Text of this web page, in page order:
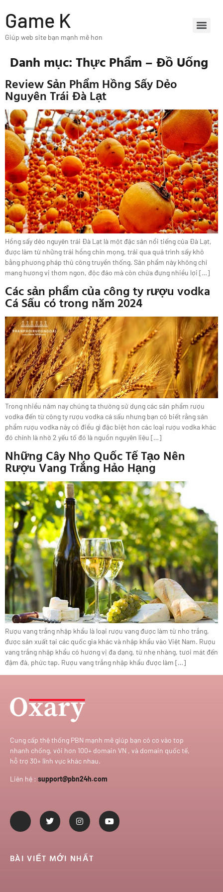
Game K
Giúp web site bạn mạnh mẽ hơn
Danh mục: Thực Phẩm – Đồ Uống
Review Sản Phẩm Hồng Sấy Dẻo
Nguyên Trái Đà Lạt
Hồng sấy dẻo nguyên trái Đà Lạt là một đặc sản nổi tiếng của Đà Lạt,
được làm từ những trái hồng chín mọng, trải qua quá trình sấy khô
bằng phương pháp thủ công truyền thống. Sản phẩm này không chỉ
mang hương vị thơm ngon, độc đáo mà còn chứa đựng nhiều lợi […]
Các sản phẩm của công ty rượu vodka
Cá Sấu có trong năm 2024
Trong nhiều năm nay chúng ta thường sử dụng các sản phẩm rượu
vodka đến từ công ty rượu vodka cá sấu nhưng bạn có biết rằng sản
phẩm rượu vodka này có điều gì đặc biệt hơn các loại rượu vodka khác
đó chính là nhờ 2 yếu tố đó là nguồn nguyên liệu […]
Những Cây Nho Quốc Tế Tạo Nên
Rượu Vang Trắng Hảo Hạng
Rượu vang trắng nhập khẩu là loại rượu vang được làm từ nho trắng,
được sản xuất tại các quốc gia khác và nhập khẩu vào Việt Nam. Rượu
vang trắng nhập khẩu có hương vị đa dạng, từ nhẹ nhàng, tươi mát đến
đậm đà, phức tạp. Rượu vang trắng nhập khẩu được làm […]
Cung cấp thệ thống PBN mạnh mẽ giúp bạn có cơ vào top
nhanh chống, với hơn 100+ domain VN , và domain quốc tế,
hỗ trợ 30+ lĩnh vực khác nhau.
Liên hệ : support@pbn24h.com
BÀI VIẾT MỚI NHẤT